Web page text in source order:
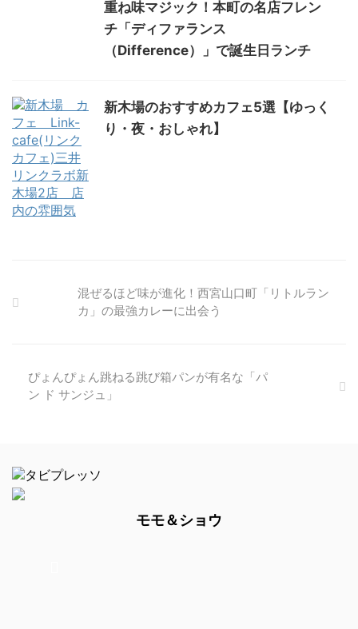
重ね味マジック！本町の名店フレン
チ「ディファランス
（Difference）」で誕生日ランチ
新木場のおすすめカフェ5選【ゆっく
り・夜・おしゃれ】
混ぜるほど味が進化！西宮山口町「リトルラン
カ」の最強カレーに出会う
ぴょんぴょん跳ねる跳び箱パンが有名な「パ
ン ド サンジュ」
モモ＆ショウ